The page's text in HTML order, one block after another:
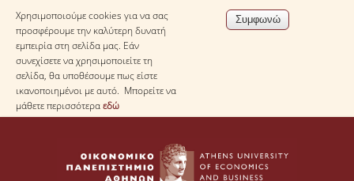
Χρησιμοποιούμε cookies για να σας
προσφέρουμε την καλύτερη δυνατή
εμπειρία στη σελίδα μας. Εάν
συνεχίσετε να χρησιμοποιείτε τη
σελίδα, θα υποθέσουμε πως είστε
ικανοποιημένοι με αυτό. Μπορείτε να
μάθετε περισσότεραεδώ